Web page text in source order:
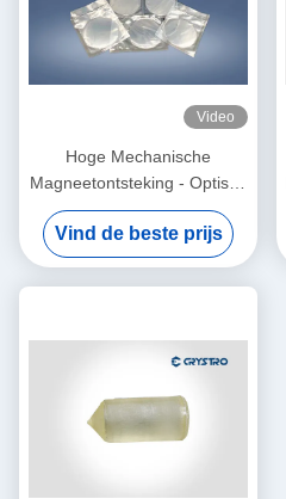
Video
Hoge Mechanische
Magneetontsteking - Optisch
Crystal Gadolinium Gallium
Garnet
Vind de beste prijs